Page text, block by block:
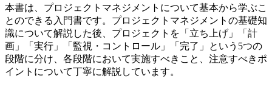
本書は、プロジェクトマネジメントについて基本から学ぶこ
とのできる入門書です。プロジェクトマネジメントの基礎知
識について解説した後、プロジェクトを「立ち上げ」「計
画」「実行」「監視・コントロール」「完了」という5つの
段階に分け、各段階において実施すべきこと、注意すべきポ
イントについて丁寧に解説しています。